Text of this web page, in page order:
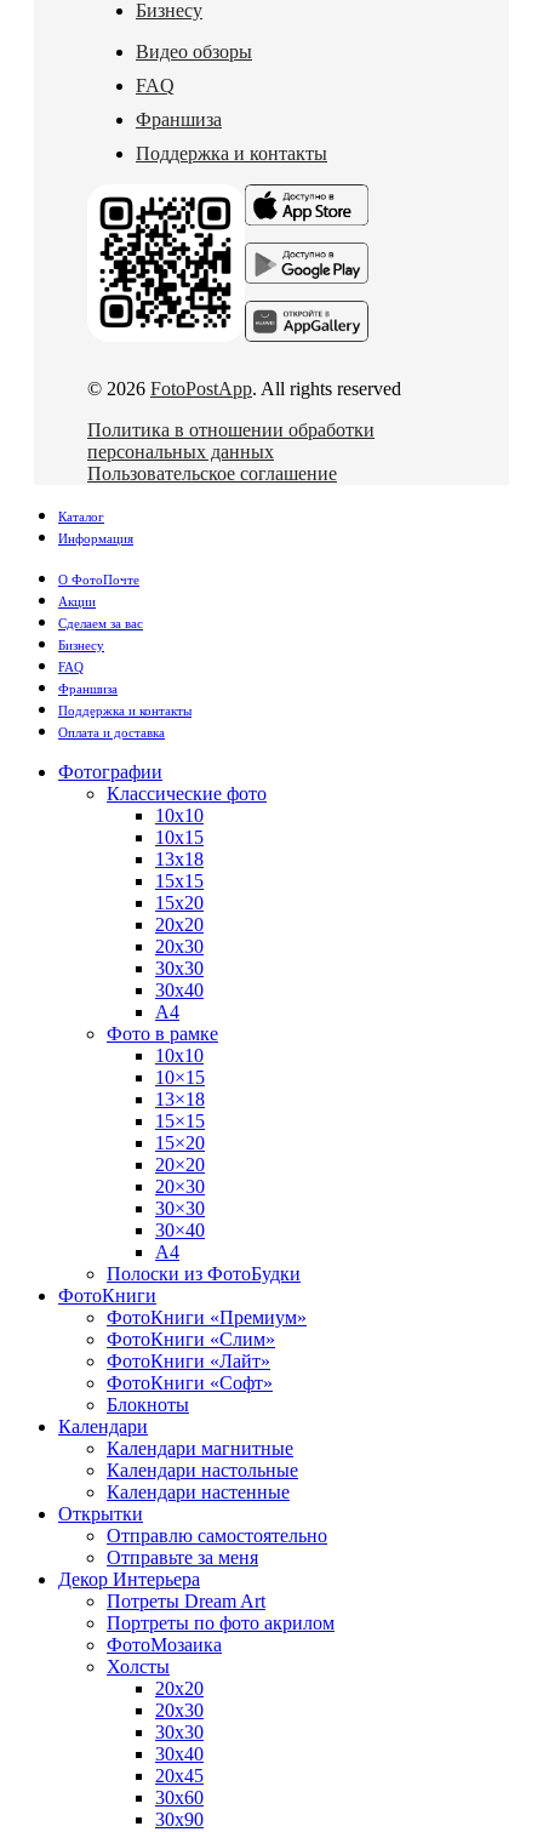
Бизнесу
Видео обзоры
FAQ
Франшиза
Поддержка и контакты
© 2026 FotoPostApp. All rights reserved
Политика в отношении обработки
персональных данных
Пользовательское соглашение
Каталог
Информация
О ФотоПочте
Акции
Сделаем за вас
Бизнесу
FAQ
Франшиза
Поддержка и контакты
Оплата и доставка
Фотографии
Классические фото
10х10
10х15
13х18
15х15
15х20
20х20
20х30
30х30
30х40
А4
Фото в рамке
10х10
10×15
13×18
15×15
15×20
20×20
20×30
30×30
30×40
A4
Полоски из ФотоБудки
ФотоКниги
ФотоКниги «Премиум»
ФотоКниги «Слим»
ФотоКниги «Лайт»
ФотоКниги «Софт»
Блокноты
Календари
Календари магнитные
Календари настольные
Календари настенные
Открытки
Отправлю самостоятельно
Отправьте за меня
Декор Интерьера
Потреты Dream Art
Портреты по фото акрилом
ФотоМозаика
Холсты
20х20
20х30
30х30
30х40
20х45
30х60
30х90